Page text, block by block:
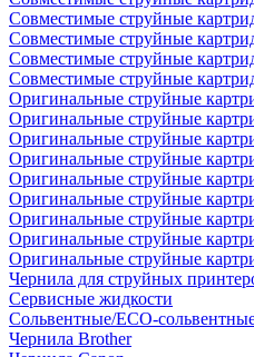
Совместимые струйные
Совместимые струйные
Совместимые струйные
Совместимые струйные
Оригинальные струйные
Оригинальные струйные
Оригинальные струйные
Оригинальные струйные
Оригинальные струйные
Оригинальные струйные
Оригинальные струйные
Оригинальные струйные
Оригинальные струйные
Чернила для струйных
Сервисные жидкости
Сольвентные/ECO-
Чернила Brother